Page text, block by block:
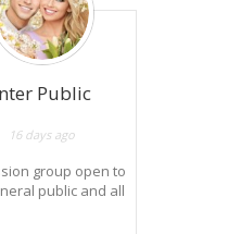
Public
16 days ago
group open to
public and all